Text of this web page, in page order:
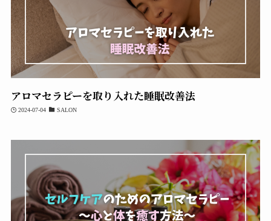
アロマセラピーを取り入れた睡眠改善法
2024-07-04 SALON